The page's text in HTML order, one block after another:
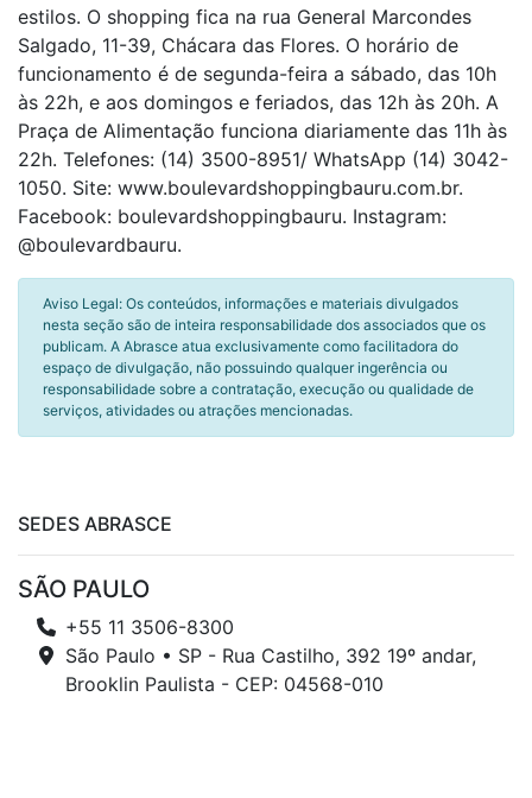
estilos. O shopping fica na rua General Marcondes
Salgado, 11-39, Chácara das Flores. O horário de
funcionamento é de segunda-feira a sábado, das 10h
às 22h, e aos domingos e feriados, das 12h às 20h. A
Praça de Alimentação funciona diariamente das 11h às
22h. Telefones: (14) 3500-8951/ WhatsApp (14) 3042-
1050. Site: www.boulevardshoppingbauru.com.br.
Facebook: boulevardshoppingbauru. Instagram:
@boulevardbauru.
Aviso Legal: Os conteúdos, informações e materiais divulgados
nesta seção são de inteira responsabilidade dos associados que os
publicam. A Abrasce atua exclusivamente como facilitadora do
espaço de divulgação, não possuindo qualquer ingerência ou
responsabilidade sobre a contratação, execução ou qualidade de
serviços, atividades ou atrações mencionadas.
SEDES ABRASCE
SÃO PAULO
+55 11 3506-8300
São Paulo • SP - Rua Castilho, 392 19º andar,
Brooklin Paulista - CEP: 04568-010